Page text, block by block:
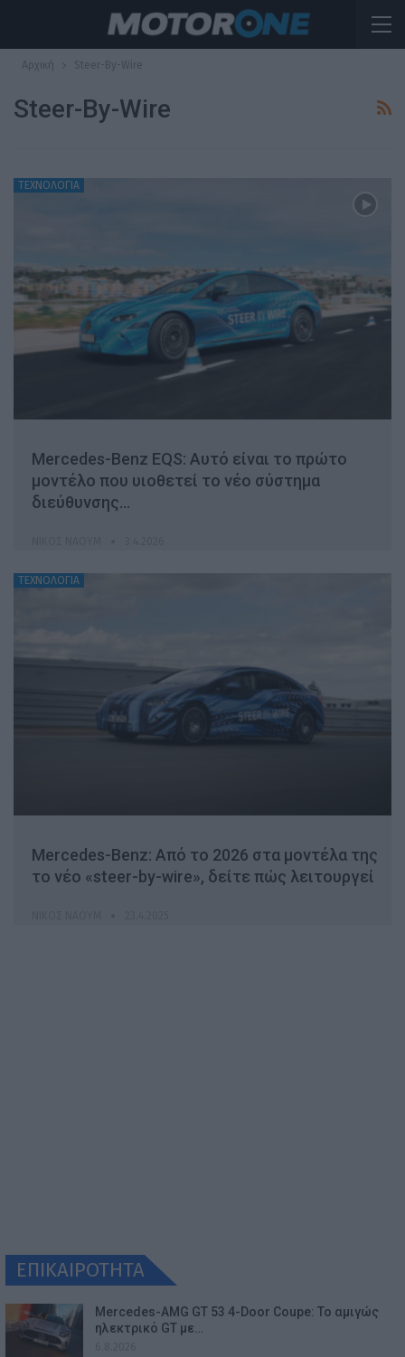
Αρχική Steer-By-Wire
Steer-By-Wire
ΤΕΧΝΟΛΟΓΙΑ
Mercedes-Benz EQS: Αυτό είναι το πρώτο
μοντέλο που υιοθετεί το νέο σύστημα
διεύθυνσης…
ΤΕΧΝΟΛΟΓΙΑ
Mercedes-Benz: Από το 2026 στα μοντέλα της
το νέο «steer-by-wire», δείτε πώς λειτουργεί
ΕΠΙΚΑΙΡΟΤΗΤΑ
Mercedes-AMG GT 53 4-Door Coupe: Το αμιγώς
ηλεκτρικό GT με…